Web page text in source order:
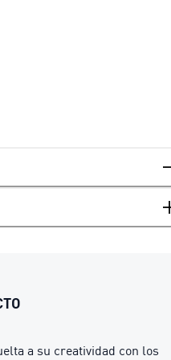
a su creatividad con los